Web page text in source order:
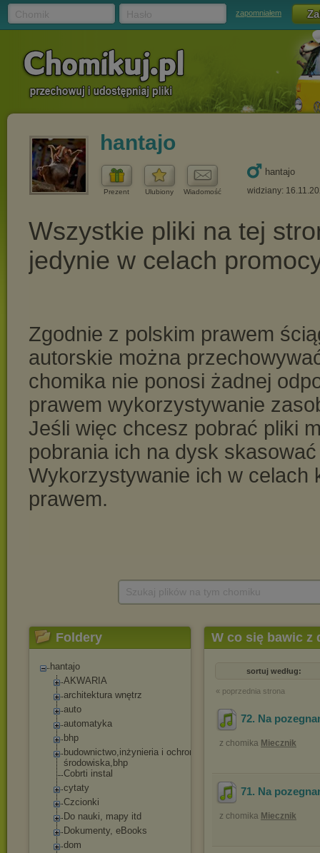
zapomniałem
hantajo
Prezent Ulubiony Wiadomość
hantajo
widziany:
Foldery
hantajo
AKWARIA
architektura wnętrz
auto
automatyka
bhp
budownictwo,inżynieria i ochrona
środowiska,bhp
Cobrti instal
cytaty
Czcionki
Do nauki, mapy itd
Dokumenty, eBooks
dom
W co się bawic z
sortuj według:
« poprzednia strona
72. Na
z chomika Miecznik
71. Na
z chomika Miecznik